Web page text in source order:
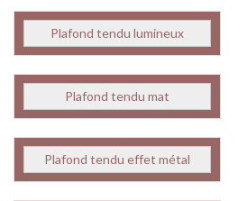
Plafond tendu lumineux
Plafond tendu mat
Plafond tendu effet métal